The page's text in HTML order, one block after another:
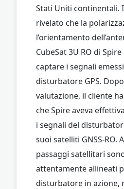
Stati Uniti continentali.
rivelato che la
l’orientamento
CubeSat 3U RO di
captare i segnali
disturbatore GPS.
valutazione, il cliente
che Spire aveva
i segnali del
suoi satelliti GNSS-RO.
passaggi satellitari
attentamente allineati
disturbatore in azione,